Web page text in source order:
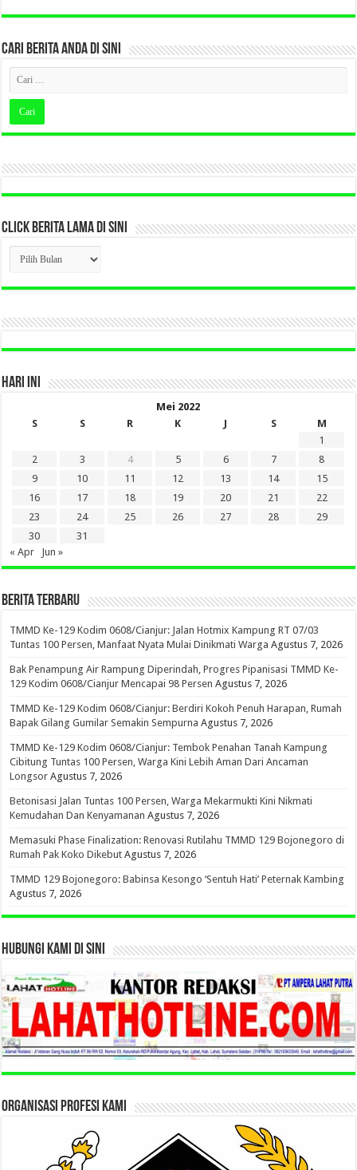
CARI BERITA ANDA DI SINI
CLICK BERITA LAMA DI SINI
CLICK
BERITA
LAMA
DI
HARI INI
Mei 2022
S
S R K J S
M
1
2
3 4 5 6 7
8
9
10 11 12 13 14
15
16
17 18 19 20 21
22
23
24 25 26 27 28
29
30
31
« Apr
Jun »
BERITA TERBARU
TMMD Ke-129 Kodim 0608/Cianjur: Jalan Hotmix Kampung RT 07/03
Tuntas 100 Persen, Manfaat Nyata Mulai Dinikmati Warga Agustus 7, 2026
Bak Penampung Air Rampung Diperindah, Progres Pipanisasi TMMD Ke-
129 Kodim 0608/Cianjur Mencapai 98 Persen Agustus 7, 2026
TMMD Ke-129 Kodim 0608/Cianjur: Berdiri Kokoh Penuh Harapan, Rumah
Bapak Gilang Gumilar Semakin Sempurna Agustus 7, 2026
TMMD Ke-129 Kodim 0608/Cianjur: Tembok Penahan Tanah Kampung
Cibitung Tuntas 100 Persen, Warga Kini Lebih Aman Dari Ancaman
Longsor Agustus 7, 2026
Betonisasi Jalan Tuntas 100 Persen, Warga Mekarmukti Kini Nikmati
Kemudahan Dan Kenyamanan Agustus 7, 2026
Memasuki Phase Finalization: Renovasi Rutilahu TMMD 129 Bojonegoro di
Rumah Pak Koko Dikebut Agustus 7, 2026
TMMD 129 Bojonegoro: Babinsa Kesongo ‘Sentuh Hati’ Peternak Kambing
Agustus 7, 2026
HUBUNGI KAMI DI SINI
ORGANISASI PROFESI KAMI